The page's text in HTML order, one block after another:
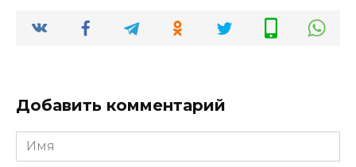
Добавить комментарий
Имя
*